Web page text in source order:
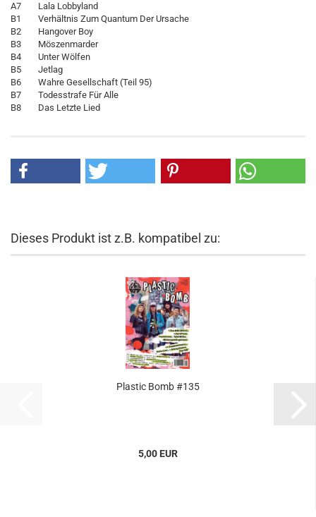
A7 Lala Lobbyland
B1 Verhältnis Zum Quantum Der Ursache
B2 Hangover Boy
B3 Möszenmarder
B4 Unter Wölfen
B5 Jetlag
B6 Wahre Gesellschaft (Teil 95)
B7 Todesstrafe Für Alle
B8 Das Letzte Lied
Dieses Produkt ist z.B. kompatibel zu:
Plastic Bomb #135
5,00 EUR